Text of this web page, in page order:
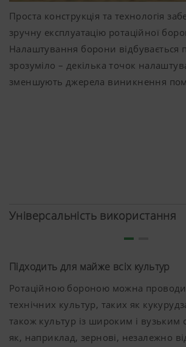
Проста конструкція та технологія
зручну експлуатацію ротаційної
Налаштування борони відбувається
зрозуміло – декілька точок
зменшують джерела виникнення
Універсальність використання
Підходить для майже всіх культур
Ротаційною бороною можна
технічних культур, таких як
також культур із широким і вузьким
як, наприклад, зернові, незалежно